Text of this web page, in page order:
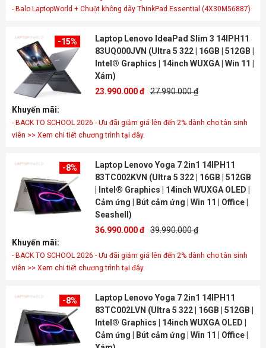
- Balo LaptopWorld + Chuột không dây ThinkPad Essential (4X30M56887)
-15%
Laptop Lenovo IdeaPad Slim 3 14IPH11
83UQ000JVN (Ultra 5 322 | 16GB | 512GB |
Intel® Graphics | 14inch WUXGA | Win 11 |
Xám)
23.990.000 đ 27.990.000 ₫
Khuyến mãi:
- BACK TO SCHOOL 2026 - Ưu đãi giảm giá lên đến 2% dành cho tân sinh
viên >> Xem chi tiết chương trình tại đây.
-8%
Laptop Lenovo Yoga 7 2in1 14IPH11
83TC002KVN (Ultra 5 322 | 16GB | 512GB
| Intel® Graphics | 14inch WUXGA OLED |
Cảm ứng | Bút cảm ứng | Win 11 | Office |
Seashell)
36.990.000 đ 39.990.000 ₫
Khuyến mãi:
- BACK TO SCHOOL 2026 - Ưu đãi giảm giá lên đến 2% dành cho tân sinh
viên >> Xem chi tiết chương trình tại đây.
-8%
Laptop Lenovo Yoga 7 2in1 14IPH11
83TC002LVN (Ultra 5 322 | 16GB | 512GB |
Intel® Graphics | 14inch WUXGA OLED |
Cảm ứng | Bút cảm ứng | Win 11 | Office |